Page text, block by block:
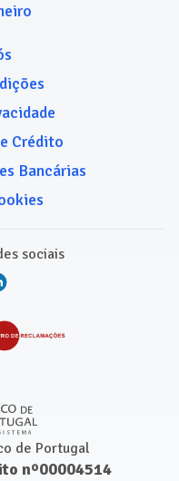
Crédito
Bancárias
de Portugal
nº00004514
sociais